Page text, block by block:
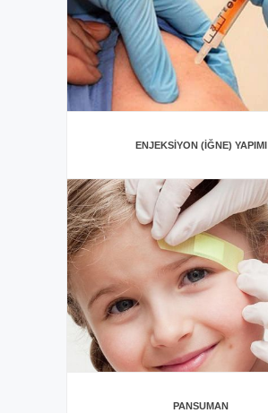
ENJEKSIYON (İĞNE) YAPIMI
PANSUMAN